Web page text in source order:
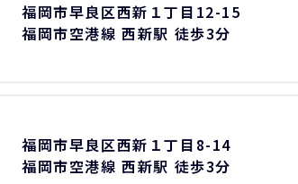
福岡市早良区西新１丁目12-15
福岡市空港線 西新駅 徒歩3分
福岡市早良区西新１丁目8-14
福岡市空港線 西新駅 徒歩3分